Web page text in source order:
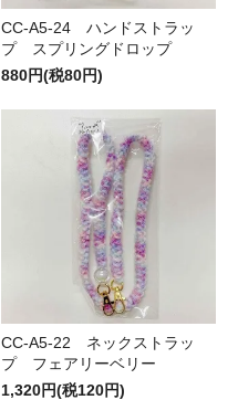
CC-A5-24 ハンドストラッ
プ スプリングドロップ
880円(税80円)
CC-A5-22 ネックストラッ
プ フェアリーベリー
1,320円(税120円)